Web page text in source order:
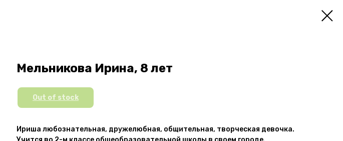
Мельникова Ирина, 8 лет
Out of stock
Ириша любознательная, дружелюбная, общительная, творческая девочка.